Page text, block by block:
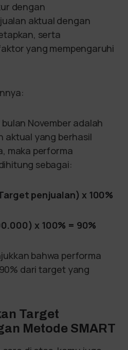
dengan
aktual dengan
serta
yang mempengaruhi
November adalah
aktual yang berhasil
maka performa
sebagai:
penjualan) x 100%
x 100% = 90%
bahwa performa
dari target yang
Target
Metode SMART